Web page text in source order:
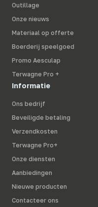
Outillage
Onze nieuws
Materiaal op offerte
Boerderij speelgoed
Promo Aesculap
Terwagne Pro +
Informatie
Ons bedrijf
Beveiligde betaling
Verzendkosten
Terwagne Pro+
Onze diensten
Aanbiedingen
Nieuwe producten
Contacteer ons